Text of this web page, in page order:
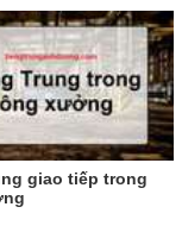
giao tiếp trong